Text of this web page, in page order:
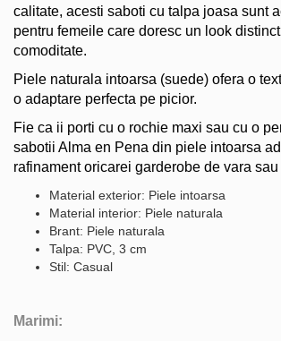
calitate, acesti saboti cu talpa joasa sunt
pentru femeile care doresc un look
comoditate.
Piele naturala intoarsa (suede) ofera o
o adaptare perfecta pe picior.
Fie ca ii porti cu o rochie maxi sau cu o
sabotii Alma en Pena din piele intoarsa
rafinament oricarei garderobe de vara
Material exterior: Piele intoarsa
Material interior: Piele naturala
Brant: Piele naturala
Talpa: PVC, 3 cm
Stil: Casual
Marimi: